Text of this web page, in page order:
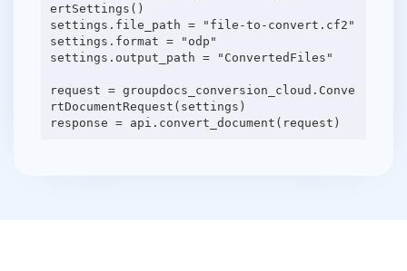
ertSettings()
settings.file_path = "file-to-convert.cf2"
settings.format = "odp"
settings.output_path = "ConvertedFiles"
request = groupdocs_conversion_cloud.Conve
rtDocumentRequest(settings)